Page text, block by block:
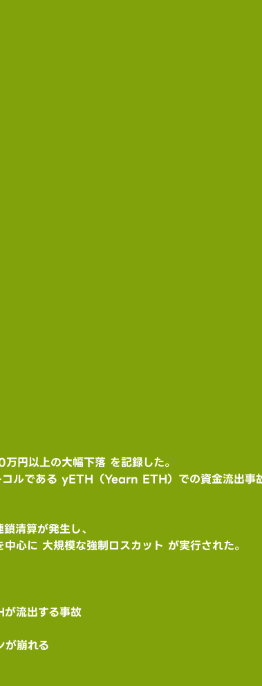
円以上の大幅下落 を記録した。
ルである yETH（Yearn ETH）での資金流出事
清算が発生し、
心に 大規模な強制ロスカット が実行された。
流出する事故
が崩れる